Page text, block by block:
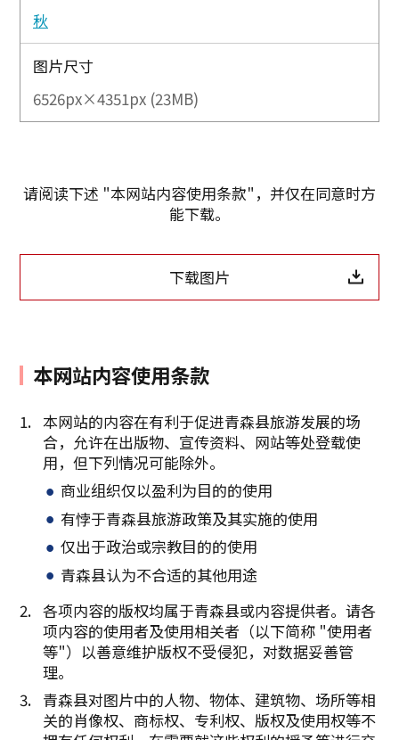
秋
图片尺寸
6526px×4351px (23MB)
请阅读下述 "本网站内容使用条款"，并仅在同意时方
能下载。
下载图片
本网站内容使用条款
本网站的内容在有利于促进青森县旅游发展的场
合，允许在出版物、宣传资料、网站等处登载使
用，但下列情况可能除外。
商业组织仅以盈利为目的的使用
有悖于青森县旅游政策及其实施的使用
仅出于政治或宗教目的的使用
青森县认为不合适的其他用途
各项内容的版权均属于青森县或内容提供者。请各
项内容的使用者及使用相关者（以下简称 "使用者
等"）以善意维护版权不受侵犯，对数据妥善管
理。
青森县对图片中的人物、物体、建筑物、场所等相
关的肖像权、商标权、专利权、版权及使用权等不
复制链接